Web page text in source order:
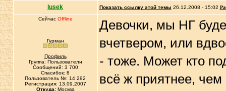
lusek Показать ссылку этой темы 26.12.2008 - 15:02
Сейчас Offline
Гурман
Профиль
Группа: Пользователи
Сообщений: 3 700
Спасибок: 8
Пользователь №: 14 292
Регистрация: 13.09.2007
Откуда:Москва
Девочки, мы НГ
вчетвером, или
- тоже. Может кто
всё ж приятнее,